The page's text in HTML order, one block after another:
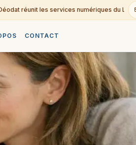
réunit les services numériques du Lycée
CONTACT